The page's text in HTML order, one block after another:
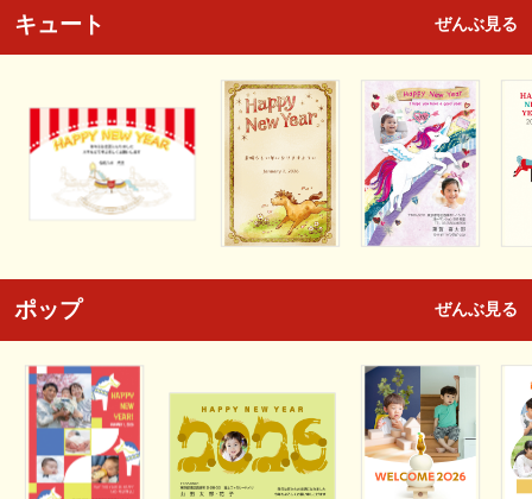
キュート ぜんぶ見る
ポップ ぜんぶ見る